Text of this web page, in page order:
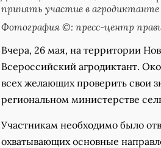
принять участие в агродиктанте
Фотография ©: пресс-центр
Вчера, 26 мая, на территории
Всероссийский агродиктант.
всех желающих проверить свои
региональном министерстве
Участникам необходимо было
охватывающих основные